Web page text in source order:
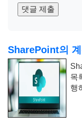
댓글 제출
SharePoint의
목
행